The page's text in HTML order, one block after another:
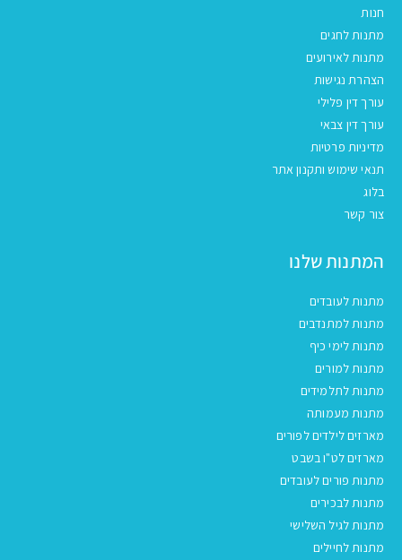
חנות
מתנות לחגים
מתנות לאירועים
הצהרת נגישות
עורך דין פלילי
עורך דין צבאי
מדיניות פרטיות
תנאי שימוש ותקנון אתר
בלוג
צור קשר
המתנות שלנו
מתנות לעובדים
מתנות למתנדבים
מתנות לימי כיף
מתנות למורים
מתנות לתלמידים
מתנות מעמותה
מארזים לילדים לפורים
מארזים לט"ו בשבט
מתנות פורים לעובדים
מתנות לבכירים
מתנות לגיל השלישי
מתנות לחיילים